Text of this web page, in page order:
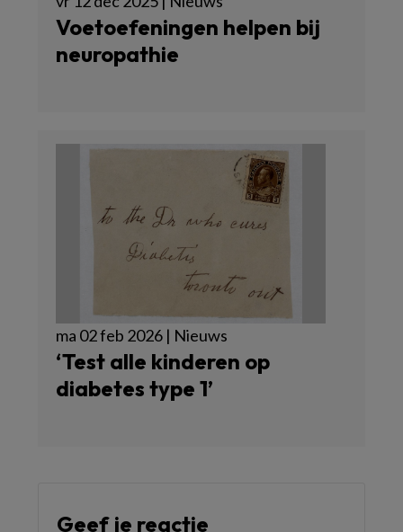
Voetoefeningen helpen bij
neuropathie
ma 02 feb 2026 | Nieuws
‘Test alle kinderen op
diabetes type 1’
Geef je reactie